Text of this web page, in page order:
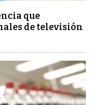
que
de televisión